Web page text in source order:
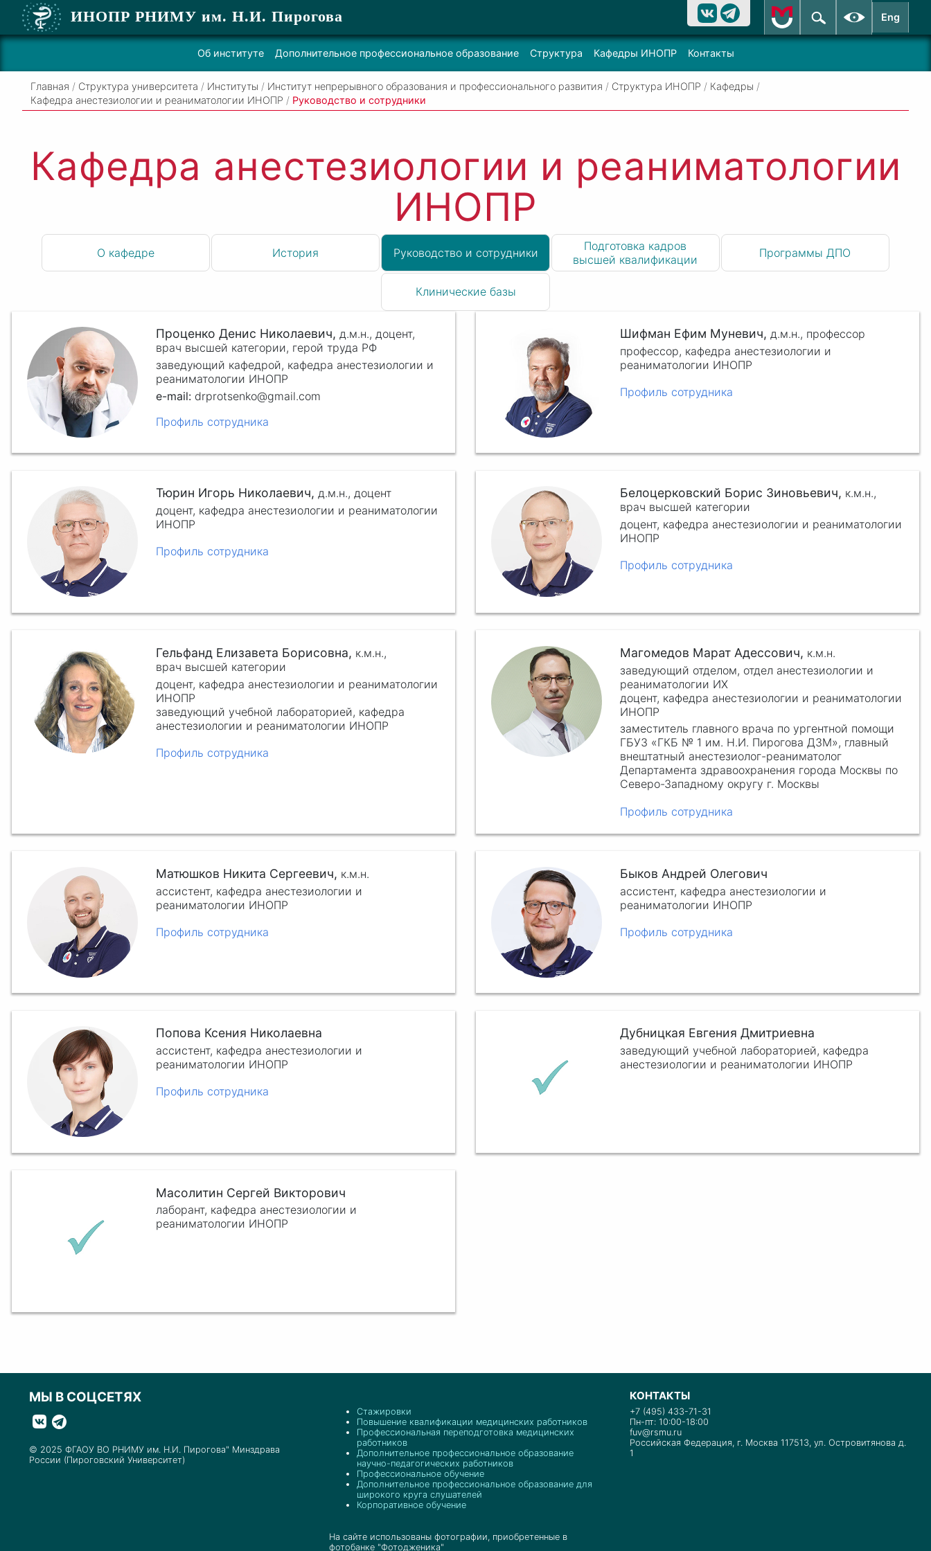
ИНОПР РНИМУ им. Н.И. Пирогова Eng
Об институте Дополнительное профессиональное образование Структура Кафедры ИНОПР Контакты
Главная / Структура университета / Институты / Институт непрерывного образования и профессионального развития / Структура ИНОПР / Кафедры /
Кафедра анестезиологии и реаниматологии ИНОПР / Руководство и сотрудники
Кафедра анестезиологии и реаниматологии
ИНОПР
О кафедре История Руководство и сотрудники
Подготовка кадров
высшей квалификации
Программы ДПО
Клинические базы
Проценко Денис Николаевич, д.м.н., доцент,
врач высшей категории, герой труда РФ
заведующий кафедрой, кафедра анестезиологии и
реаниматологии ИНОПР
drprotsenko@gmail.com
Профиль сотрудника
Шифман Ефим Муневич, д.м.н., профессор
профессор, кафедра анестезиологии и
реаниматологии ИНОПР
Профиль сотрудника
Тюрин Игорь Николаевич, д.м.н., доцент
доцент, кафедра анестезиологии и реаниматологии
ИНОПР
Профиль сотрудника
Белоцерковский Борис Зиновьевич, к.м.н.,
врач высшей категории
доцент, кафедра анестезиологии и реаниматологии
ИНОПР
Профиль сотрудника
Гельфанд Елизавета Борисовна, к.м.н.,
врач высшей категории
доцент, кафедра анестезиологии и реаниматологии
ИНОПР
заведующий учебной лабораторией, кафедра
анестезиологии и реаниматологии ИНОПР
Профиль сотрудника
Магомедов Марат Адессович, к.м.н.
заведующий отделом, отдел анестезиологии и
реаниматологии ИХ
доцент, кафедра анестезиологии и реаниматологии
ИНОПР
заместитель главного врача по ургентной помощи
ГБУЗ «ГКБ № 1 им. Н.И. Пирогова ДЗМ», главный
внештатный анестезиолог-реаниматолог
Департамента здравоохранения города Москвы по
Северо-Западному округу г. Москвы
Профиль сотрудника
Матюшков Никита Сергеевич, к.м.н.
ассистент, кафедра анестезиологии и
реаниматологии ИНОПР
Профиль сотрудника
Быков Андрей Олегович
ассистент, кафедра анестезиологии и
реаниматологии ИНОПР
Профиль сотрудника
Попова Ксения Николаевна
ассистент, кафедра анестезиологии и
реаниматологии ИНОПР
Профиль сотрудника
Дубницкая Евгения Дмитриевна
заведующий учебной лабораторией, кафедра
анестезиологии и реаниматологии ИНОПР
Масолитин Сергей Викторович
лаборант, кафедра анестезиологии и
реаниматологии ИНОПР
МЫ В СОЦСЕТЯХ
© 2025 ФГАОУ ВО РНИМУ им. Н.И. Пирогова" Минздрава
России (Пироговский Университет)
Стажировки
Повышение квалификации медицинских работников
Профессиональная переподготовка медицинских
работников
Дополнительное профессиональное образование
научно-педагогических работников
Профессиональное обучение
Дополнительное профессиональное образование для
широкого круга слушателей
Корпоративное обучение
На сайте использованы фотографии, приобретенные в
фотобанке "Фотодженика"
КОНТАКТЫ
+7 (495) 433-71-31
Пн-пт: 10:00-18:00
fuv@rsmu.ru
Российская Федерация, г. Москва 117513, ул. Островитянова д.
1